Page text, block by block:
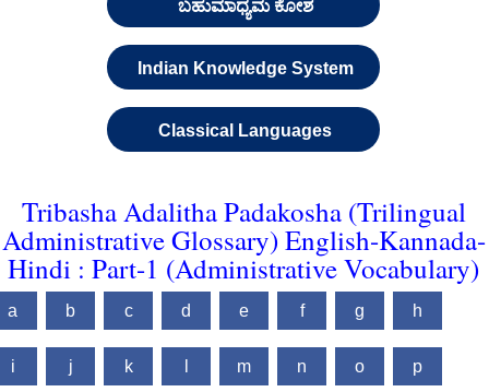
ಬಹುಮಾಧ್ಯಮ ಕೋಶ
Indian Knowledge System
Classical Languages
Tribasha Adalitha Padakosha (Trilingual
Administrative Glossary) English-Kannada-
Hindi : Part-1 (Administrative Vocabulary)
a b c d e f g h
i j k m n o p